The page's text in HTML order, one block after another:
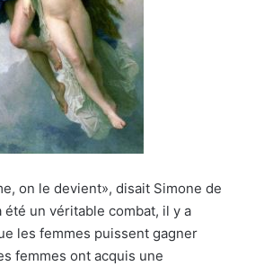
on le devient», disait Simone de
été un véritable combat, il y a
les femmes puissent gagner
femmes ont acquis une